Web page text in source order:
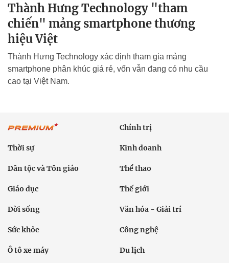
Thành Hưng Technology "tham
chiến" mảng smartphone thương
hiệu Việt
Thành Hưng Technology xác định tham gia mảng
smartphone phân khúc giá rẻ, vốn vẫn đang có nhu cầu
cao tại Việt Nam.
Chính trị
Thời sự Kinh doanh
Dân tộc và Tôn giáo Thể thao
Giáo dục Thế giới
Đời sống Văn hóa - Giải trí
Sức khỏe Công nghệ
Ô tô xe máy Du lịch